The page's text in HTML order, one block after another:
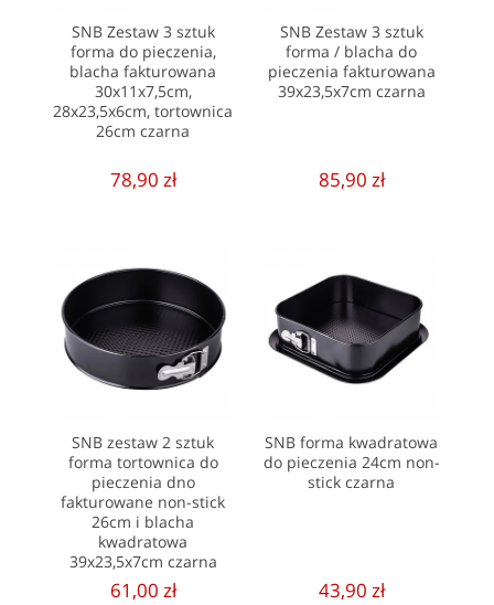
SNB Zestaw 3 sztuk
forma do pieczenia,
blacha fakturowana
30x11x7,5cm,
28x23,5x6cm, tortownica
26cm czarna
78,90 zł
SNB Zestaw 3 sztuk
forma / blacha do
pieczenia fakturowana
39x23,5x7cm czarna
85,90 zł
SNB zestaw 2 sztuk
forma tortownica do
pieczenia dno
fakturowane non-stick
26cm i blacha
kwadratowa
39x23,5x7cm czarna
61,00 zł
SNB forma kwadratowa
do pieczenia 24cm non-
stick czarna
43,90 zł